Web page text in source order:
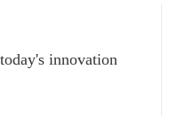
innovation